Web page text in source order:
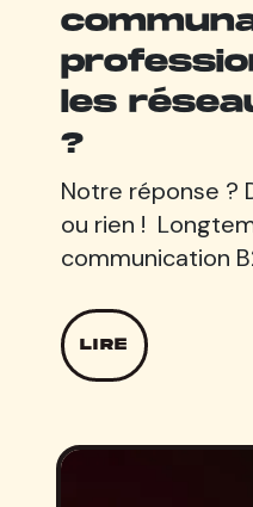
les
?
Notre réponse ?
ou rien !
communication
LIRE